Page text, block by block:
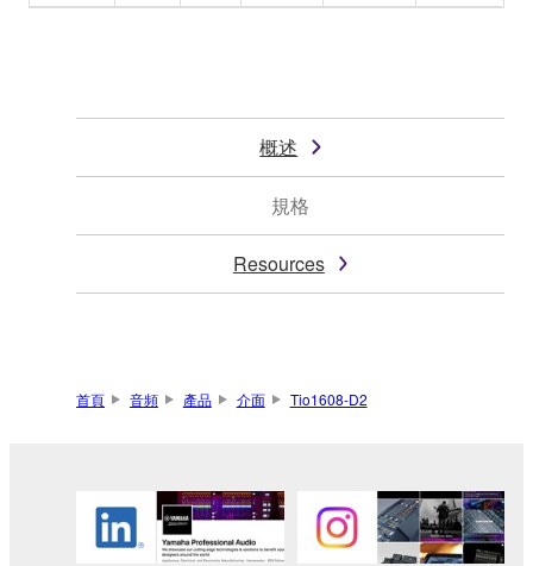
概述
規格
Resources
首頁 音頻 產品 介面 Tio1608-D2